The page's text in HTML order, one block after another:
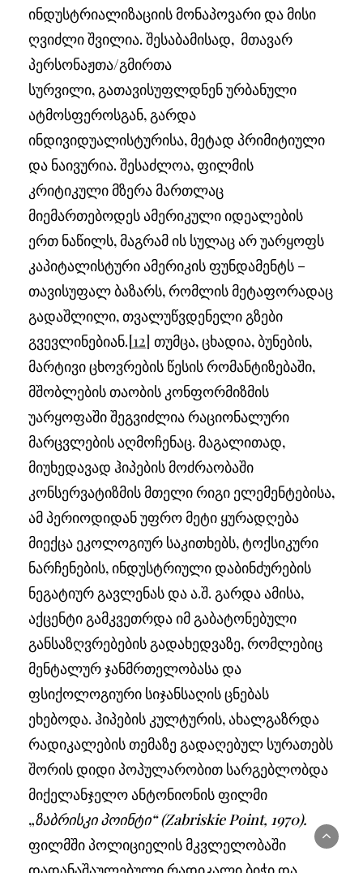
ინდუსტრიალიზაციის მონაპოვარი და მისი
ღვიძლი შვილია. შესაბამისად, მთავარ
პერსონაჟთა/გმირთა
სურვილი, გათავისუფლდნენ ურბანული
ატმოსფეროსგან, გარდა
ინდივიდუალისტურისა, მეტად პრიმიტიული
და ნაივურია. შესაძლოა, ფილმის
კრიტიკული მზერა მართლაც
მიემართებოდეს ამერიკული იდეალების
ერთ ნაწილს, მაგრამ ის სულაც არ უარყოფს
კაპიტალისტური ამერიკის ფუნდამენტს –
თავისუფალ ბაზარს, რომლის მეტაფორადაც
გადაშლილი, თვალუწვდენელი გზები
გვევლინებიან. [12] თუმცა, ცხადია, ბუნების,
მარტივი ცხოვრების წესის რომანტიზებაში,
მშობლების თაობის კონფორმიზმის
უარყოფაში შეგვიძლია რაციონალური
მარცვლების აღმოჩენაც. მაგალითად,
მიუხედავად ჰიპების მოძრაობაში
კონსერვატიზმის მთელი რიგი ელემენტებისა,
ამ პერიოდიდან უფრო მეტი ყურადღება
მიექცა ეკოლოგიურ საკითხებს, ტოქსიკური
ნარჩენების, ინდუსტრიული დაბინძურების
ნეგატიურ გავლენას და ა.შ. გარდა ამისა,
აქცენტი გამკვეთრდა იმ გაბატონებული
განსაზღვრებების გადახედვაზე, რომლებიც
მენტალურ ჯანმრთელობასა და
ფსიქოლოგიური სიჯანსაღის ცნებას
ეხებოდა. ჰიპების კულტურის, ახალგაზრდა
რადიკალების თემაზე გადაღებულ სურათებს
შორის დიდი პოპულარობით სარგებლობდა
მიქელანჯელო ანტონიონის ფილმი
„ზაბრისკი პოინტი“ (Zabriskie Point, 1970).
ფილმში პოლიციელის მკვლელობაში